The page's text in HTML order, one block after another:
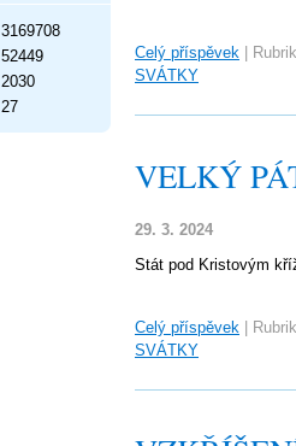
Celý příspěvek
SVÁTKY
VELKÝ
29. 3. 2024
Stát pod Kristovým
Celý příspěvek
SVÁTKY
27
3169708
52449
2030